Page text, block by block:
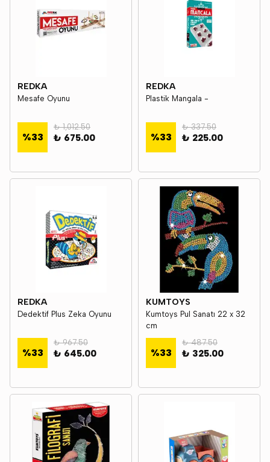
REDKA
Mesafe Oyunu
%33
₺ 1,012.50
₺ 675.00
REDKA
Plastik Mangala -
%33
₺ 337.50
₺ 225.00
REDKA
Dedektif Plus Zeka Oyunu
%33
₺ 967.50
₺ 645.00
KUMTOYS
Kumtoys Pul Sanatı 22 x 32
cm
%33
₺ 487.50
₺ 325.00